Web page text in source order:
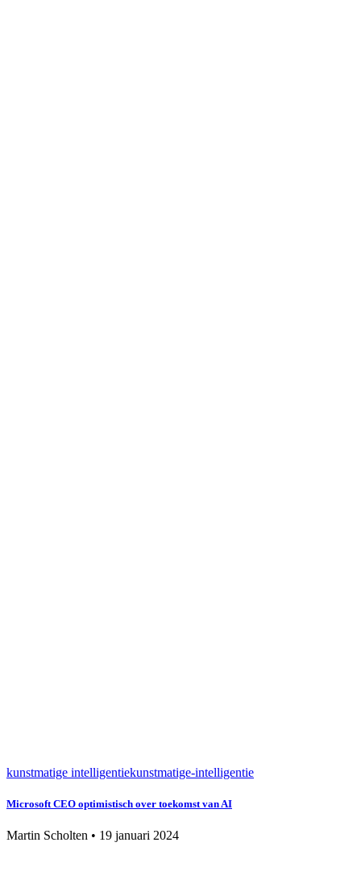
kunstmatige intelligentiekunstmatige-intelligentie
Microsoft CEO optimistisch over toekomst van AI
Martin Scholten • 19 januari 2024